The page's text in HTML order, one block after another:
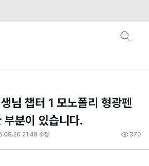
님 챕터 1 모노폴리 형광펜
분이 있습니다.
21:49 수정 370